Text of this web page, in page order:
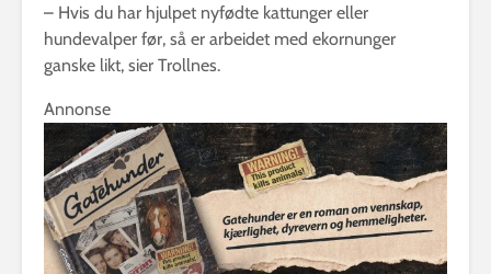
– Hvis du har hjulpet nyfødte kattunger eller
hundevalper før, så er arbeidet med ekornunger
ganske likt, sier Trollnes.
Annonse